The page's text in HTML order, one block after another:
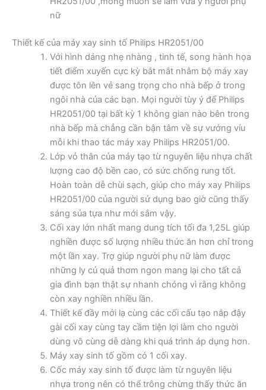
nữ
Thiết kế của máy xay sinh tố Philips HR2051/00
Với hình dáng nhẹ nhàng , tinh tế, song hành họa
tiết điểm xuyến cực kỳ bắt mắt nhằm bộ máy xay
được tôn lên vẻ sang trọng cho nhà bếp ở trong
ngôi nhà của các bạn. Mọi người tùy ý để Philips
HR2051/00 tại bất kỳ 1 không gian nào bên trong
nhà bếp mà chẳng cần bận tâm về sự vướng víu
mỗi khi thao tác máy xay Philips HR2051/00.
Lớp vỏ thân của máy tạo từ nguyên liệu nhựa chất
lượng cao độ bền cao, có sức chống rung tốt.
Hoàn toàn dễ chùi sạch, giúp cho máy xay Philips
HR2051/00 của người sử dụng bao giờ cũng thấy
sáng sủa tựa như mới sắm vậy.
Cối xay lớn nhất mang dung tích tối đa 1,25L giúp
nghiền được số lượng nhiều thức ăn hơn chỉ trong
một lần xay. Trợ giúp người phụ nữ làm được
những ly củ quả thơm ngon mang lại cho tất cả
gia đình bạn thật sự nhanh chóng vì rằng không
còn xay nghiền nhiều lần.
Thiết kế đầy mới lạ cùng các cối cấu tạo nắp đậy
gài cối xay cùng tay cầm tiện lợi làm cho người
dùng vô cùng dễ dàng khi quá trình áp dụng hơn.
Máy xay sinh tố gồm có 1 cối xay.
Cốc máy xay sinh tố được làm từ nguyên liệu
nhựa trong nên có thể trông chừng thấy thức ăn